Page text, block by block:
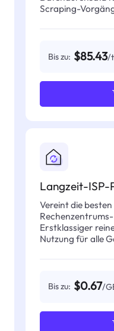
Scraping-
Bis zu: $85.43/
Langzeit-ISP-
Vereint die
Erstklassiger
Nutzung für alle
Bis zu: $0.67/